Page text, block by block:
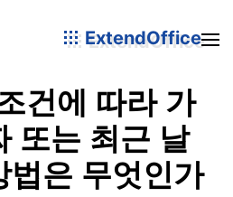
ExtendOffice
건에 따라 가
또는 최근 날
법은 무엇인가